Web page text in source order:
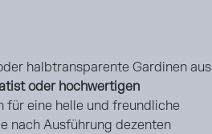
halbtransparente Gardinen aus
oder hochwertigen
für eine helle und freundliche
nach Ausführung dezenten